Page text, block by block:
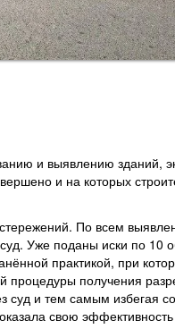
и выявлению зданий,
и на которых
По всем
Уже поданы иски по 10
практикой, при
процедуры получения
суд и тем самым избегая
свою